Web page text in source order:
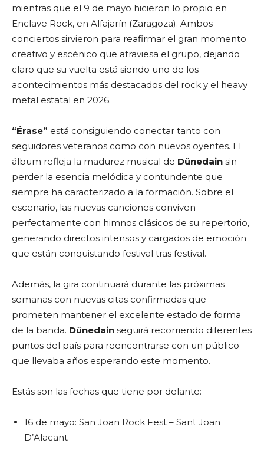
mientras que el 9 de mayo hicieron lo propio en
Enclave Rock, en Alfajarín (Zaragoza). Ambos
conciertos sirvieron para reafirmar el gran momento
creativo y escénico que atraviesa el grupo, dejando
claro que su vuelta está siendo uno de los
acontecimientos más destacados del rock y el heavy
metal estatal en 2026.
“Érase” está consiguiendo conectar tanto con
seguidores veteranos como con nuevos oyentes. El
álbum refleja la madurez musical de Dünedain sin
perder la esencia melódica y contundente que
siempre ha caracterizado a la formación. Sobre el
escenario, las nuevas canciones conviven
perfectamente con himnos clásicos de su repertorio,
generando directos intensos y cargados de emoción
que están conquistando festival tras festival.
Además, la gira continuará durante las próximas
semanas con nuevas citas confirmadas que
prometen mantener el excelente estado de forma
de la banda. Dünedain seguirá recorriendo diferentes
puntos del país para reencontrarse con un público
que llevaba años esperando este momento.
Estás son las fechas que tiene por delante:
16 de mayo: San Joan Rock Fest – Sant Joan
D’Alacant